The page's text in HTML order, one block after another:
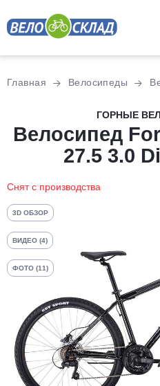
Главная Велосипеды
ГОРНЫЕ
Велосипед
27.5 3.0
Снят с производства
3D ОБЗОР
ВИДЕО (4)
ФОТО (11)
Разбейте
оплатуна
без переплат
График платежей
25%
Добавляйте товары
в корзину